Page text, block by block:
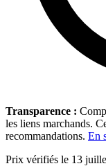
Transparence :
les liens marchands.
recommandations. En
Prix vérifiés le 13